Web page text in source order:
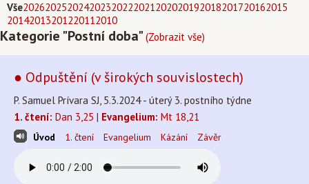
Vše202620252024202320222021202020192018201720162015
20142013201220112010
Kategorie "Postní doba"(Zobrazit vše)
● Odpuštění (v širokých souvislostech)
P. Samuel Prívara SJ, 5.3.2024 - úterý 3. postního týdne
1. čtení: Dan 3,25 | Evangelium: Mt 18,21
Úvod 1. čtení Evangelium Kázání Závěr